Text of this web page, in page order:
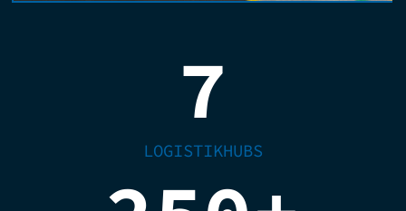
LOGISTIKHUBS
7